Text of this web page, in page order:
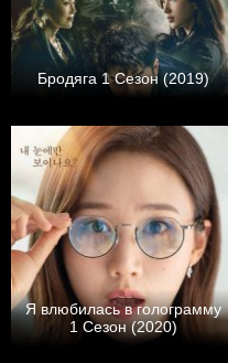
Бродяга 1 Сезон (2019)
Я влюбилась в голограмму
1 Сезон (2020)